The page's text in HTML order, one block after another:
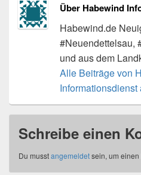
Über Habewind
Habewind.de
#Neuendettelsau,
und aus dem
Alle Beiträge von
Informationsdienst
Schreibe einen
Du musstangemeldetsein, um